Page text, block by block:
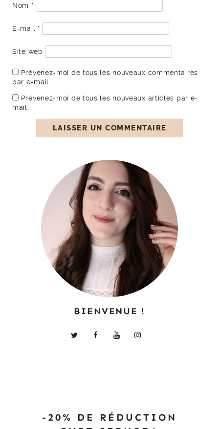
Nom *
E-mail *
Site web
Prévenez-moi de tous les nouveaux commentaires
par e-mail.
Prévenez-moi de tous les nouveaux articles par e-
mail.
BIENVENUE !
-20% DE RÉDUCTION